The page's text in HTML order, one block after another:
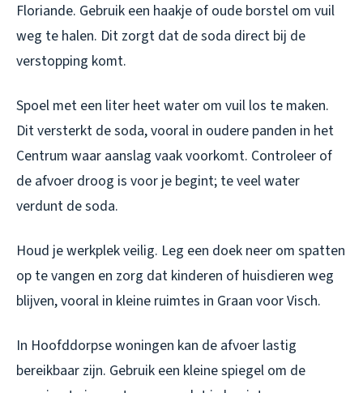
Floriande. Gebruik een haakje of oude borstel om vuil
weg te halen. Dit zorgt dat de soda direct bij de
verstopping komt.
Spoel met een liter heet water om vuil los te maken.
Dit versterkt de soda, vooral in oudere panden in het
Centrum waar aanslag vaak voorkomt. Controleer of
de afvoer droog is voor je begint; te veel water
verdunt de soda.
Houd je werkplek veilig. Leg een doek neer om spatten
op te vangen en zorg dat kinderen of huisdieren weg
blijven, vooral in kleine ruimtes in Graan voor Visch.
In Hoofddorpse woningen kan de afvoer lastig
bereikbaar zijn. Gebruik een kleine spiegel om de